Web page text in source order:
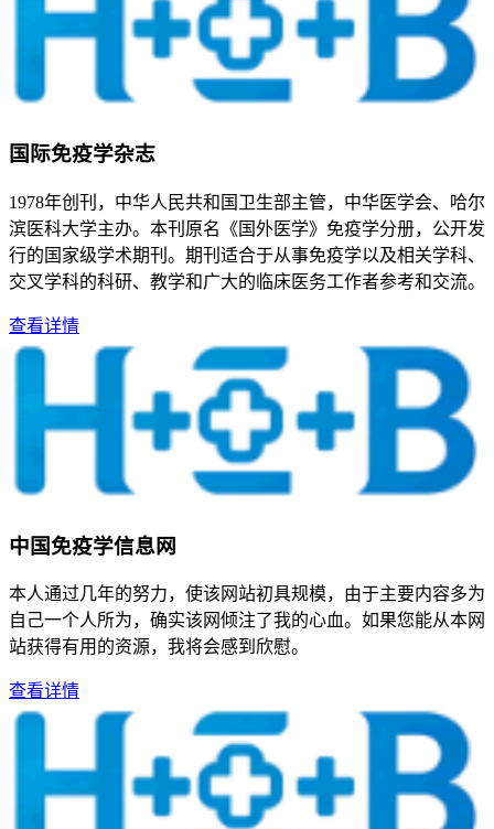
国际免疫学杂志
1978年创刊，中华人民共和国卫生部主管，中华医学会、哈尔
滨医科大学主办。本刊原名《国外医学》免疫学分册，公开发
行的国家级学术期刊。期刊适合于从事免疫学以及相关学科、
交叉学科的科研、教学和广大的临床医务工作者参考和交流。
查看详情
中国免疫学信息网
本人通过几年的努力，使该网站初具规模，由于主要内容多为
自己一个人所为，确实该网倾注了我的心血。如果您能从本网
站获得有用的资源，我将会感到欣慰。
查看详情